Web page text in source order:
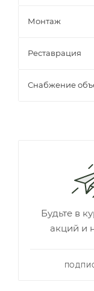
Монтаж
Реставрация
Снабжение
Будьте в
акций и